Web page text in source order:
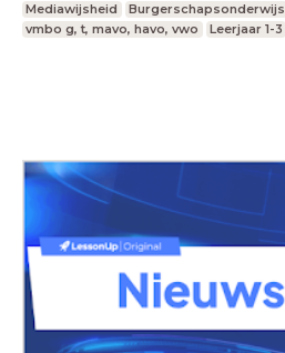
Mediawijsheid Burgerschapsonderwijs
vmbo g, t, mavo, havo, vwo
Leerjaar 1-3